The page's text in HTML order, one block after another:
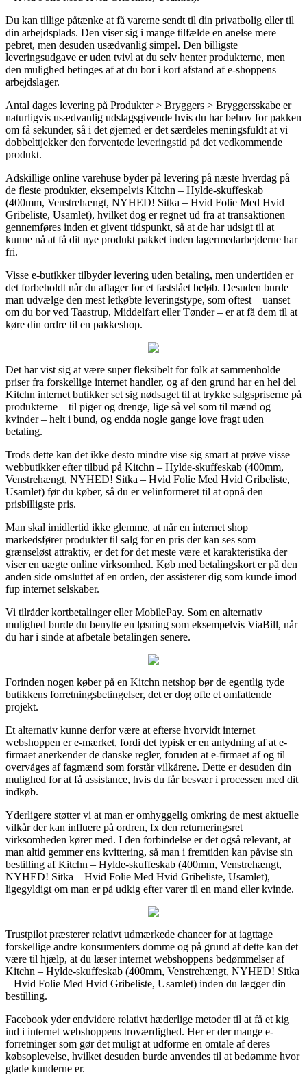
Du kan tillige påtænke at få varerne sendt til din privatbolig eller til
din arbejdsplads. Den viser sig i mange tilfælde en anelse mere
pebret, men desuden usædvanlig simpel. Den billigste
leveringsudgave er uden tvivl at du selv henter produkterne, men
den mulighed betinges af at du bor i kort afstand af e-shoppens
arbejdslager.
Antal dages levering på Produkter > Bryggers > Bryggersskabe er
naturligvis usædvanlig udslagsgivende hvis du har behov for pakken
om få sekunder, så i det øjemed er det særdeles meningsfuldt at vi
dobbelttjekker den forventede leveringstid på det vedkommende
produkt.
Adskillige online varehuse byder på levering på næste hverdag på
de fleste produkter, eksempelvis Kitchn – Hylde-skuffeskab
(400mm, Venstrehængt, NYHED! Sitka – Hvid Folie Med Hvid
Gribeliste, Usamlet), hvilket dog er regnet ud fra at transaktionen
gennemføres inden et givent tidspunkt, så at de har udsigt til at
kunne nå at få dit nye produkt pakket inden lagermedarbejderne har
fri.
Visse e-butikker tilbyder levering uden betaling, men undertiden er
det forbeholdt når du aftager for et fastslået beløb. Desuden burde
man udvælge den mest letkøbte leveringstype, som oftest – uanset
om du bor ved Taastrup, Middelfart eller Tønder – er at få dem til at
køre din ordre til en pakkeshop.
Det har vist sig at være super fleksibelt for folk at sammenholde
priser fra forskellige internet handler, og af den grund har en hel del
Kitchn internet butikker set sig nødsaget til at trykke salgspriserne på
produkterne – til piger og drenge, lige så vel som til mænd og
kvinder – helt i bund, og endda nogle gange love fragt uden
betaling.
Trods dette kan det ikke desto mindre vise sig smart at prøve visse
webbutikker efter tilbud på Kitchn – Hylde-skuffeskab (400mm,
Venstrehængt, NYHED! Sitka – Hvid Folie Med Hvid Gribeliste,
Usamlet) før du køber, så du er velinformeret til at opnå den
prisbilligste pris.
Man skal imidlertid ikke glemme, at når en internet shop
markedsfører produkter til salg for en pris der kan ses som
grænseløst attraktiv, er det for det meste være et karakteristika der
viser en uægte online virksomhed. Køb med betalingskort er på den
anden side omsluttet af en orden, der assisterer dig som kunde imod
fup internet selskaber.
Vi tilråder kortbetalinger eller MobilePay. Som en alternativ
mulighed burde du benytte en løsning som eksempelvis ViaBill, når
du har i sinde at afbetale betalingen senere.
Forinden nogen køber på en Kitchn netshop bør de egentlig tyde
butikkens forretningsbetingelser, det er dog ofte et omfattende
projekt.
Et alternativ kunne derfor være at efterse hvorvidt internet
webshoppen er e-mærket, fordi det typisk er en antydning af at e-
firmaet anerkender de danske regler, foruden at e-firmaet af og til
overvåges af fagmænd som forstår vilkårene. Dette er desuden din
mulighed for at få assistance, hvis du får besvær i processen med dit
indkøb.
Yderligere støtter vi at man er omhyggelig omkring de mest aktuelle
vilkår der kan influere på ordren, fx den returneringsret
virksomheden kører med. I den forbindelse er det også relevant, at
man altid gemmer ens kvittering, så man i fremtiden kan påvise sin
bestilling af Kitchn – Hylde-skuffeskab (400mm, Venstrehængt,
NYHED! Sitka – Hvid Folie Med Hvid Gribeliste, Usamlet),
ligegyldigt om man er på udkig efter varer til en mand eller kvinde.
Trustpilot præsterer relativt udmærkede chancer for at iagttage
forskellige andre konsumenters domme og på grund af dette kan det
være til hjælp, at du læser internet webshoppens bedømmelser af
Kitchn – Hylde-skuffeskab (400mm, Venstrehængt, NYHED! Sitka
– Hvid Folie Med Hvid Gribeliste, Usamlet) inden du lægger din
bestilling.
Facebook yder endvidere relativt hæderlige metoder til at få et kig
ind i internet webshoppens troværdighed. Her er der mange e-
forretninger som gør det muligt at udforme en omtale af deres
købsoplevelse, hvilket desuden burde anvendes til at bedømme hvor
glade kunderne er.